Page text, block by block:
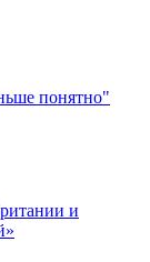
понятно"
и